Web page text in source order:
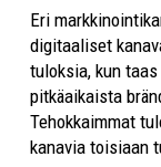
Eri
digitaaliset
tuloksia, kun
pitkäaikaista
Tehokkaimmat
kanavia toisiaan